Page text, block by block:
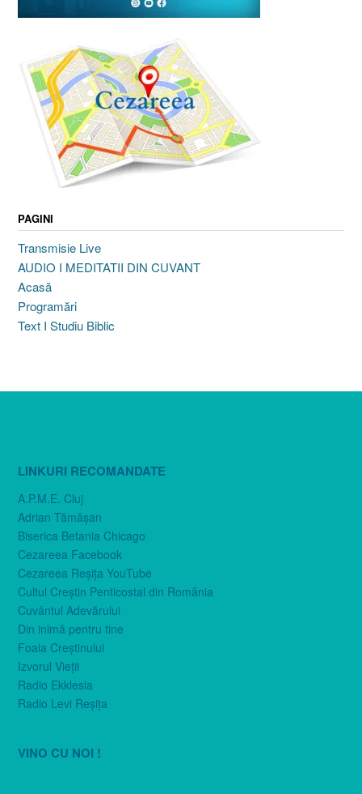
PAGINI
Transmisie Live
AUDIO I MEDITATII DIN CUVANT
Acasă
Programări
Text I Studiu Biblic
LINKURI RECOMANDATE
A.P.M.E. Cluj
Adrian Tămăşan
Biserica Betania Chicago
Cezareea Facebook
Cezareea Reşiţa YouTube
Cultul Creştin Penticostal din România
Cuvântul Adevărului
Din inimă pentru tine
Foaia Creştinului
Izvorul Vieţii
Radio Ekklesia
Radio Levi Reşiţa
VINO CU NOI !